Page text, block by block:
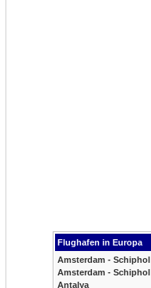
Flughafen in Europa
Amsterdam - Schiphol
Amsterdam - Schiphol
Antalya